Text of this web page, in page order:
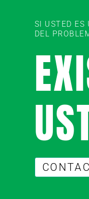
SI USTED ES
DEL